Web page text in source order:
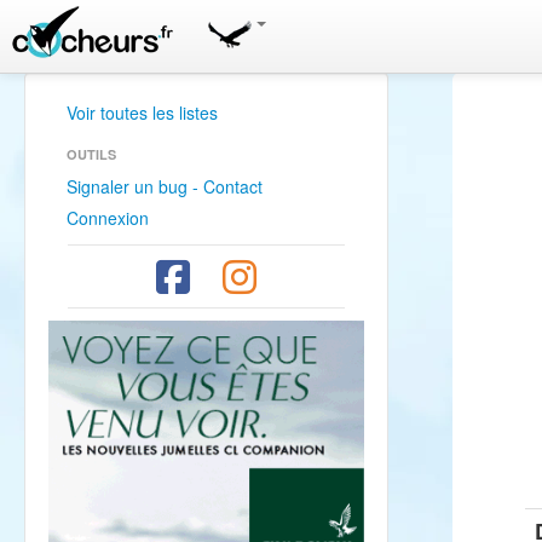
Voir toutes les listes
OUTILS
Signaler un bug - Contact
Connexion